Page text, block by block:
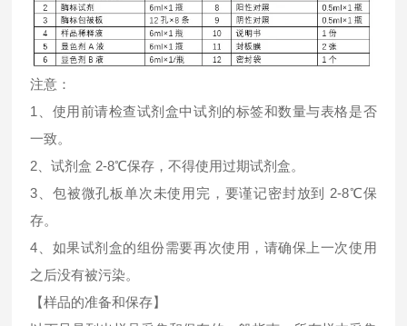
注意：
1、使用前请检查试剂盒中试剂的标签和数量与表格是否
一致。
2、试剂盒 2-8℃保存，不得使用过期试剂盒。
3、包被微孔板单次未使用完，要谨记密封放到 2-8℃保
存。
4、如果试剂盒的组份需要再次使用，请确保上一次使用
之后没有被污染。
【样品的准备和保存】